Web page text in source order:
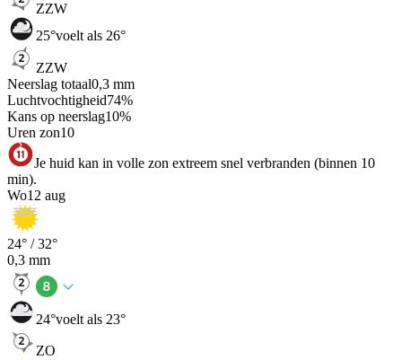
ZZW
25°voelt als 26°
ZZW
Neerslag totaal0,3 mm
Luchtvochtigheid74%
Kans op neerslag10%
Uren zon10
Je huid kan in volle zon extreem snel verbranden (binnen 10
min).
Wo12 aug
24° /32°
0,3 mm
24°voelt als 23°
ZO